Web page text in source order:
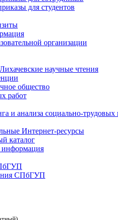
для студентов
организации
научные чтения
общество
работ
и анализа социально-трудовых
Интернет-ресурсы
каталог
информация
СПбГУП